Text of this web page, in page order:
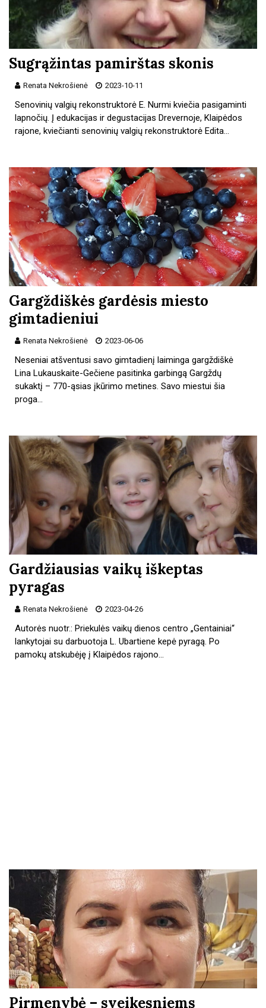
Sugrąžintas pamirštas skonis
Renata Nekrošienė 2023-10-11
Senovinių valgių rekonstruktorė E. Nurmi kviečia pasigaminti
lapnočių. Į edukacijas ir degustacijas Drevernoje, Klaipėdos
rajone, kviečianti senovinių valgių rekonstruktorė Edita…
Gargždiškės gardėsis miesto
gimtadieniui
Renata Nekrošienė 2023-06-06
Neseniai atšventusi savo gimtadienį laiminga gargždiškė
Lina Lukauskaite-Gečiene pasitinka garbingą Gargždų
sukaktį – 770-ąsias įkūrimo metines. Savo miestui šia
proga…
Gardžiausias vaikų iškeptas
pyragas
Renata Nekrošienė 2023-04-26
Autorės nuotr.: Priekulės vaikų dienos centro „Gentainiai“
lankytojai su darbuotoja L. Ubartiene kepė pyragą. Po
pamokų atskubėję į Klaipėdos rajono…
Pirmenybė – sveikesniems